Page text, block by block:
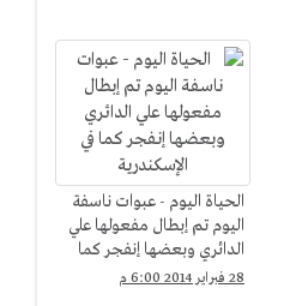
الحياة اليوم - عبوات ناسفة
اليوم تم إبطال مفعولها علي
الدائري وبعضها إنفجر كما
في الإسكندرية
28 فبراير 2014 6:00 م